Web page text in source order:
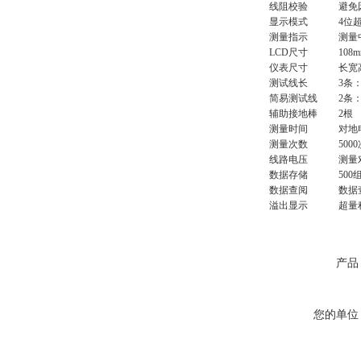
线阻校验
避免
显示模式
4位
测量指示
测量
LCD尺寸
仪表尺寸
长宽
测试线长
3条
简易测试线
2条
辅助接地棒
2根
测量时间
对地
测量次数
5000
线路电压
测量
数据存储
500
数据查阅
数据
溢出显示
超量
产品
您的单位